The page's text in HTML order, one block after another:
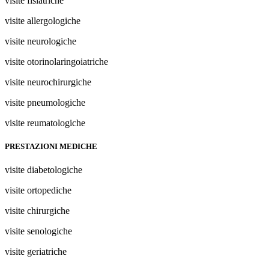
visite allergologiche
visite neurologiche
visite otorinolaringoiatriche
visite neurochirurgiche
visite pneumologiche
visite reumatologiche
PRESTAZIONI MEDICHE
visite diabetologiche
visite ortopediche
visite chirurgiche
visite senologiche
visite geriatriche